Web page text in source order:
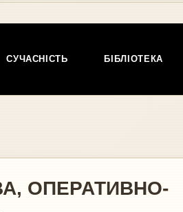
СУЧАСНІСТЬ БІБЛІОТЕКА
ОПЕРАТИВНО-